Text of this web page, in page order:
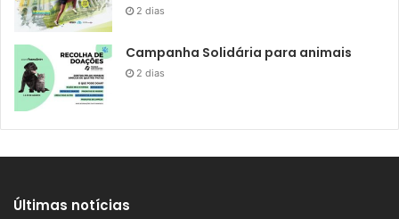
2 dias
Campanha Solidária para animais
2 dias
Últimas notícias